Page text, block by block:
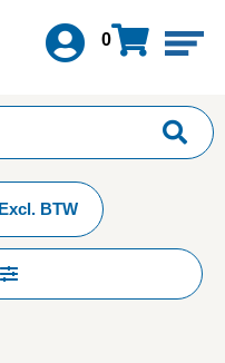
0
Excl. BTW